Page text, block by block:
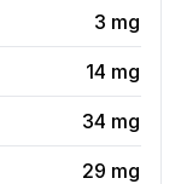
3 mg
14 mg
34 mg
29 mg